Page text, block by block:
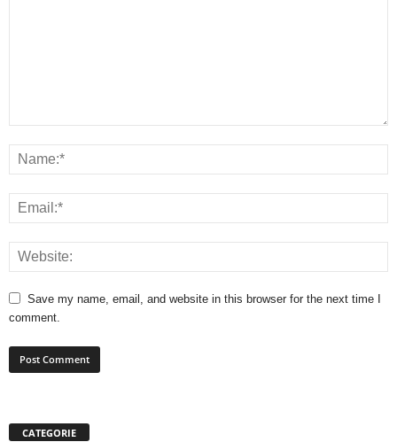
Save my name, email, and website in this browser for the next time I
comment.
CATEGORIE